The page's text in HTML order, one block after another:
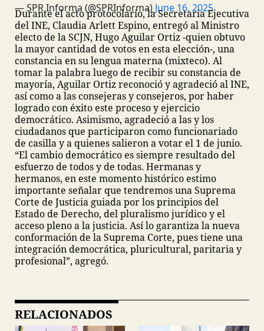
— SPR Informa (@SPRInforma) June 16, 2025
Durante el acto protocolario, la Secretaria Ejecutiva
del INE, Claudia Arlett Espino, entregó al Ministro
electo de la SCJN, Hugo Aguilar Ortiz -quien obtuvo
la mayor cantidad de votos en esta elección-, una
constancia en su lengua materna (mixteco). Al
tomar la palabra luego de recibir su constancia de
mayoría, Aguilar Ortiz reconoció y agradeció al INE,
así como a las consejeras y consejeros, por haber
logrado con éxito este proceso y ejercicio
democrático. Asimismo, agradeció a las y los
ciudadanos que participaron como funcionariado
de casilla y a quienes salieron a votar el 1 de junio.
“El cambio democrático es siempre resultado del
esfuerzo de todos y de todas. Hermanas y
hermanos, en este momento histórico estimo
importante señalar que tendremos una Suprema
Corte de Justicia guiada por los principios del
Estado de Derecho, del pluralismo jurídico y el
acceso pleno a la justicia. Así lo garantiza la nueva
conformación de la Suprema Corte, pues tiene una
integración democrática, pluricultural, paritaria y
profesional”, agregó.
RELACIONADOS